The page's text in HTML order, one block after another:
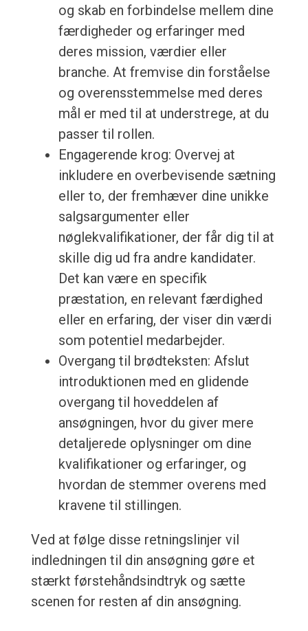
og skab en forbindelse mellem dine
færdigheder og erfaringer med
deres mission, værdier eller
branche. At fremvise din forståelse
og overensstemmelse med deres
mål er med til at understrege, at du
passer til rollen.
Engagerende krog: Overvej at
inkludere en overbevisende sætning
eller to, der fremhæver dine unikke
salgsargumenter eller
nøglekvalifikationer, der får dig til at
skille dig ud fra andre kandidater.
Det kan være en specifik
præstation, en relevant færdighed
eller en erfaring, der viser din værdi
som potentiel medarbejder.
Overgang til brødteksten: Afslut
introduktionen med en glidende
overgang til hoveddelen af
ansøgningen, hvor du giver mere
detaljerede oplysninger om dine
kvalifikationer og erfaringer, og
hvordan de stemmer overens med
kravene til stillingen.
Ved at følge disse retningslinjer vil
indledningen til din ansøgning gøre et
stærkt førstehåndsindtryk og sætte
scenen for resten af din ansøgning.